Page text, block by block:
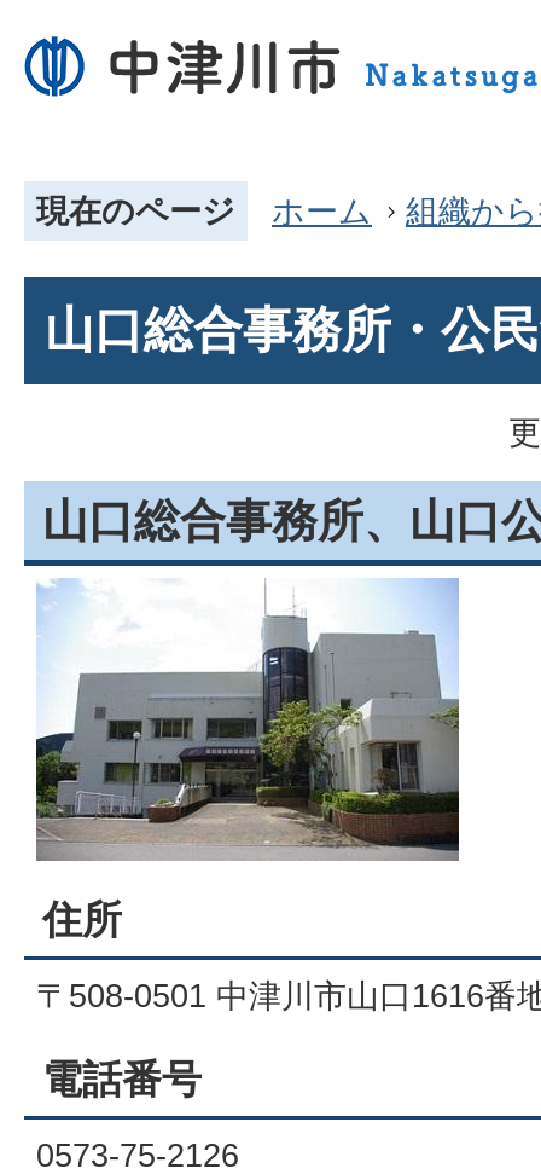
現在のページ ホーム 組織か
山口総合事務所・公
山口総合事務所、山口
住所
〒508-0501 中津川市山口1616番
電話番号
0573-75-2126